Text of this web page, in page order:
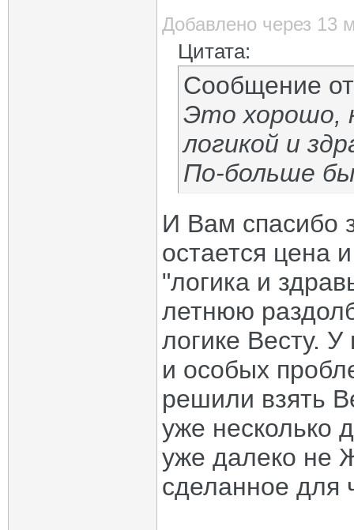
Добавлено через 13
Цитата:
Сообщение
Это хорошо,
логикой и
По-больше
И Вам спасибо
остается цена
"логика и
летнюю
логике Весту.
и особых
решили взять
уже несколько
уже далеко не
сделанное